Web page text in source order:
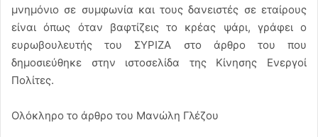
μνημόνιο σε συμφωνία και τους δανειστές σε εταίρους
είναι όπως όταν βαφτίζεις το κρέας ψάρι, γράφει ο
ευρωβουλευτής του ΣΥΡΙΖΑ στο άρθρο του που
δημοσιεύθηκε στην ιστοσελίδα της Κίνησης Ενεργοί
Πολίτες.
Ολόκληρο το άρθρο του Μανώλη Γλέζου